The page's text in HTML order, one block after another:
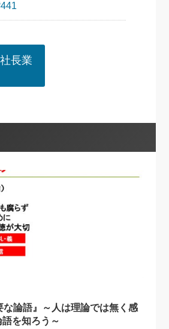
長業
論語』～人は理論では無く感
を知ろう～